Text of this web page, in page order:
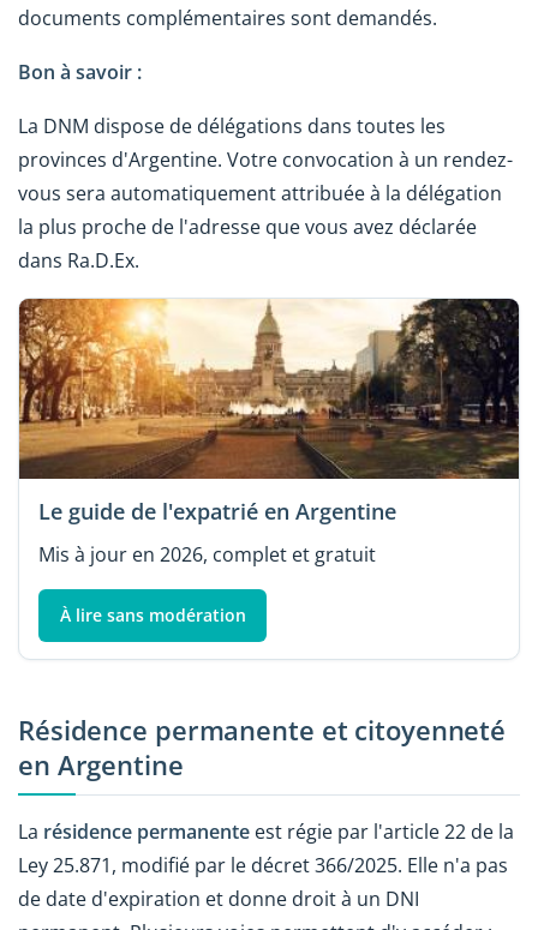
documents complémentaires sont demandés.
Bon à savoir :
La DNM dispose de délégations dans toutes les
provinces d'Argentine. Votre convocation à un rendez-
vous sera automatiquement attribuée à la délégation
la plus proche de l'adresse que vous avez déclarée
dans Ra.D.Ex.
Le guide de l'expatrié en Argentine
Mis à jour en 2026, complet et gratuit
À lire sans modération
Résidence permanente et citoyenneté
en Argentine
La résidence permanente est régie par l'article 22 de la
Ley 25.871, modifié par le décret 366/2025. Elle n'a pas
de date d'expiration et donne droit à un DNI